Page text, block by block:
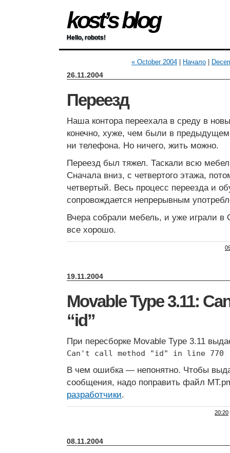
kost’s blog
Hello, robots!
« October 2004 Начало
26.11.2004
Переезд
Наша контора переехала в среду в
конечно, хуже, чем были в
ни телефона. Но ничего, жить можно.
Переезд был тяжел. Таскали всю
Сначала вниз, с четвертого этажа,
четвертый. Весь процесс переезда и
сопровождается непрерывным
Вчера собрали мебель, и уже играли в
все хорошо.
19.11.2004
Movable Type 3.11:
“id”
При пересборке Movable Type 3.11
Can't call method "id" in line 770
В чем ошибка — непонятно. Чтобы
сообщения, надо поправить файл
разработчики.
20:20
08.11.2004